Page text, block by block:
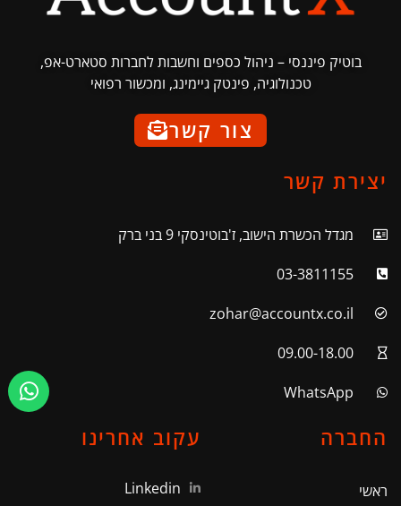
בוטיק פיננסי – ניהול כספים וחשבות לחברות סטארט-אפ,
טכנולוגיה, פינטק גיימינג, ומכשור רפואי
צור קשר
יצירת קשר
מגדל הכשרת הישוב, ז'בוטינסקי 9 בני ברק
03-3811155
zohar@accountx.co.il
09.00-18.00
WhatsApp
החברה
ראשי
עקוב אחרינו
Linkedin